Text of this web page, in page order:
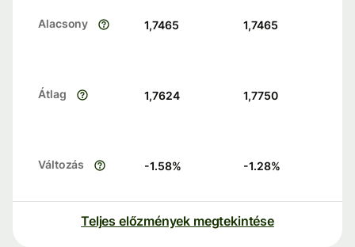
Alacsony 1,7465 1,7465
Átlag 1,7624 1,7750
Változás -1.58% -1.28%
Teljes előzmények megtekintése